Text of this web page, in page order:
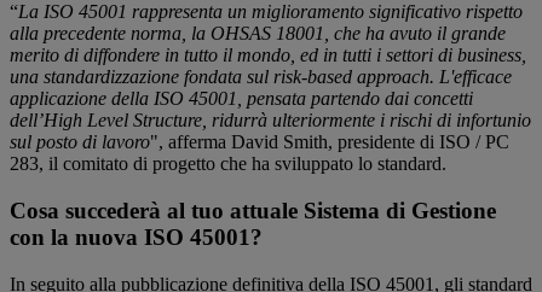
“La ISO 45001 rappresenta un miglioramento significativo rispetto
alla precedente norma, la OHSAS 18001, che ha avuto il grande
merito di diffondere in tutto il mondo, ed in tutti i settori di business,
una standardizzazione fondata sul risk-based approach. L'efficace
applicazione della ISO 45001, pensata partendo dai concetti
dell’High Level Structure, ridurrà ulteriormente i rischi di infortunio
sul posto di lavoro", afferma David Smith, presidente di ISO / PC
283, il comitato di progetto che ha sviluppato lo standard.
Cosa succederà al tuo attuale Sistema di Gestione
con la nuova ISO 45001?
In seguito alla pubblicazione definitiva della ISO 45001, gli standard